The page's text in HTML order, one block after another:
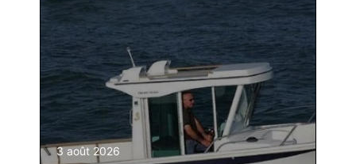
3 août 2026